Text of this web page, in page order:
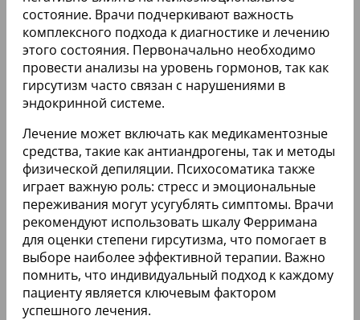
состояние. Врачи подчеркивают важность
комплексного подхода к диагностике и лечению
этого состояния. Первоначально необходимо
провести анализы на уровень гормонов, так как
гирсутизм часто связан с нарушениями в
эндокринной системе.
Лечение может включать как медикаментозные
средства, такие как антиандрогены, так и методы
физической депиляции. Психосоматика также
играет важную роль: стресс и эмоциональные
переживания могут усугублять симптомы. Врачи
рекомендуют использовать шкалу Ферримана
для оценки степени гирсутизма, что помогает в
выборе наиболее эффективной терапии. Важно
помнить, что индивидуальный подход к каждому
пациенту является ключевым фактором
успешного лечения.